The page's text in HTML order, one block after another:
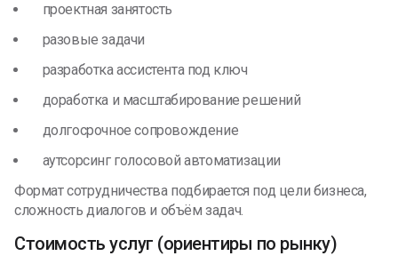
проектная занятость
разовые задачи
разработка ассистента под ключ
доработка и масштабирование решений
долгосрочное сопровождение
аутсорсинг голосовой автоматизации
Формат сотрудничества подбирается под цели бизнеса,
сложность диалогов и объём задач.
Стоимость услуг (ориентиры по рынку)